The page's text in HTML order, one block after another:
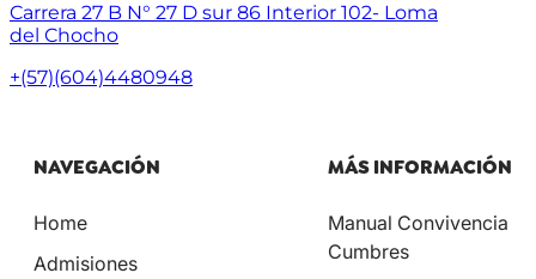
Carrera 27 B N° 27 D sur 86 Interior 102- Loma
del Chocho
+(57)(604)4480948
NAVEGACIÓN
Home
Admisiones
MÁS INFORMACIÓN
Manual Convivencia
Cumbres